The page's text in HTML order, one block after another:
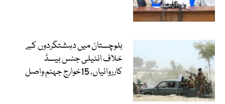
بلوچستان میں دہشتگردوں کے
خلاف انٹیلی جنس بیسڈ
کارروائیاں، 15خوارج جہنم واصل